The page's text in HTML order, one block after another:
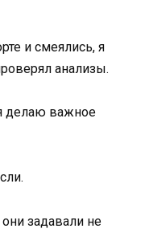
и смеялись, я
анализы.
делаю важное
задавали не